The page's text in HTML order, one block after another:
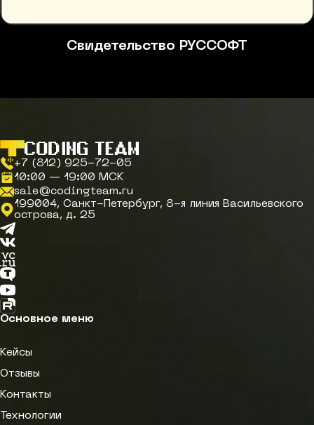
Свидетельство РУССОФТ
+7 (812) 925-72-05
10:00 — 19:00 МСК
sale@codingteam.ru
199004, Санкт-Петербург, 8-я линия Васильевского
острова, д. 25
Telegram
Вконтакте
VC.ru
TenChat
YouTube
RuTube
Основное меню
Кейсы
Отзывы
Контакты
Технологии